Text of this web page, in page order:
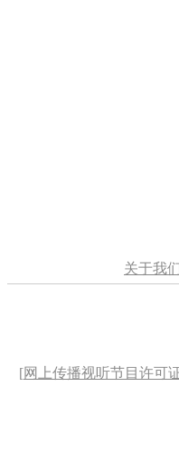
关于我
[网上传播视听节目许可证